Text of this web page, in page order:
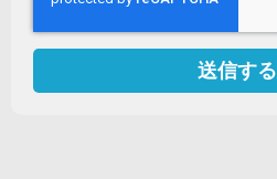
送信する